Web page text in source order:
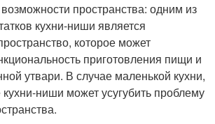
пространства: одним из
кухни-ниши является
которое может
приготовления пищи и
утвари. В случае маленькой кухни,
ниши может усугубить проблему